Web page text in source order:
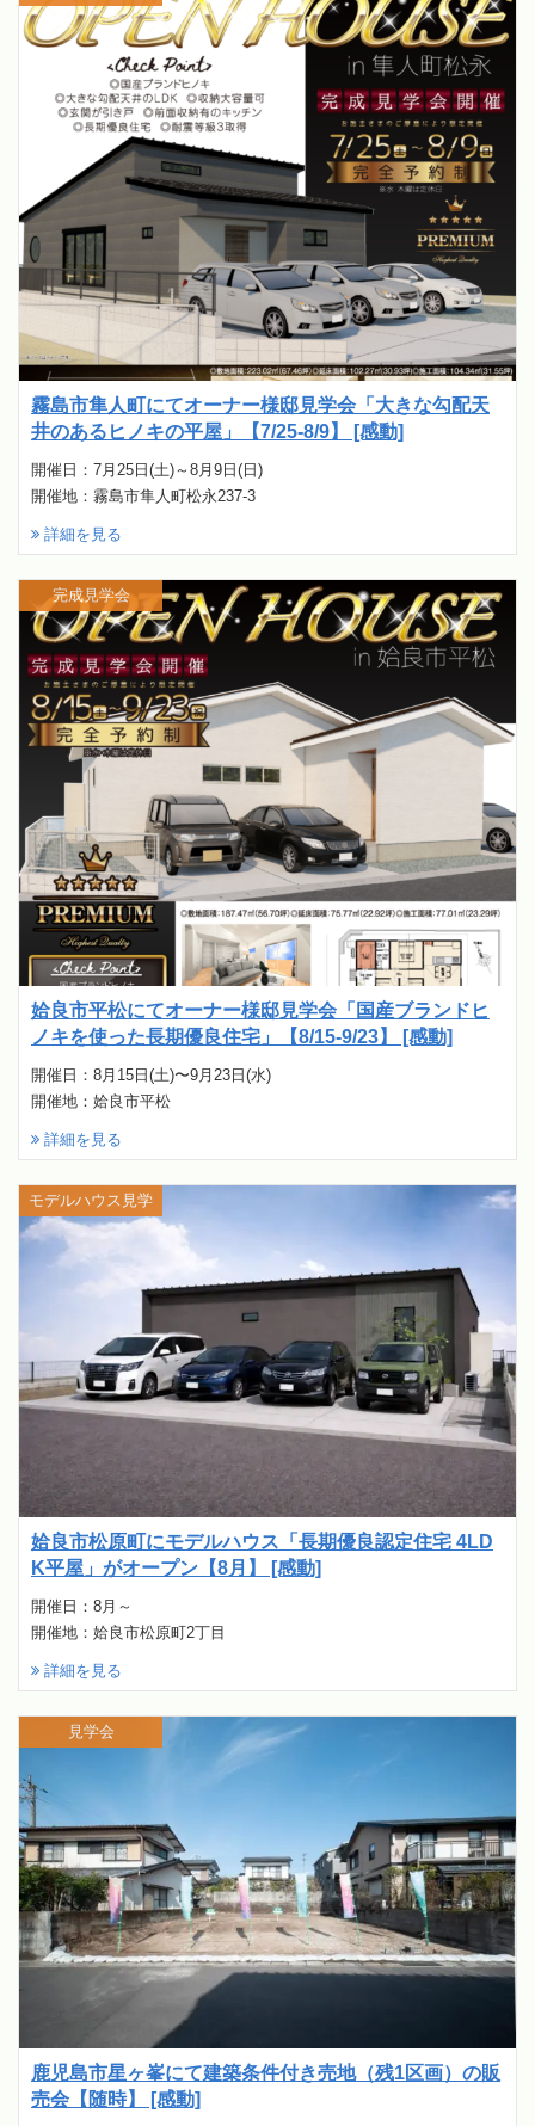
霧島市隼人町にてオーナー様邸見学会「大きな勾配天
井のあるヒノキの平屋」【7/25-8/9】 [感動]
開催日：7月25日(土)～8月9日(日)
開催地：霧島市隼人町松永237-3
詳細を見る
姶良市平松にてオーナー様邸見学会「国産ブランドヒ
ノキを使った長期優良住宅」【8/15-9/23】 [感動]
開催日：8月15日(土)〜9月23日(水)
開催地：姶良市平松
詳細を見る
完成見学会
姶良市松原町にモデルハウス「長期優良認定住宅 4LD
K平屋」がオープン【8月】 [感動]
開催日：8月～
開催地：姶良市松原町2丁目
詳細を見る
モデルハウス見学
鹿児島市星ヶ峯にて建築条件付き売地（残1区画）の販
売会【随時】 [感動]
見学会